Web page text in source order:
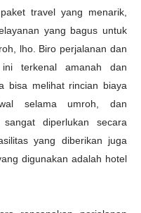
travel yang menarik,
yang bagus untuk
lho. Biro perjalanan dan
terkenal amanah dan
bisa melihat rincian biaya
selama umroh, dan
diperlukan secara
yang diberikan juga
digunakan adalah hotel